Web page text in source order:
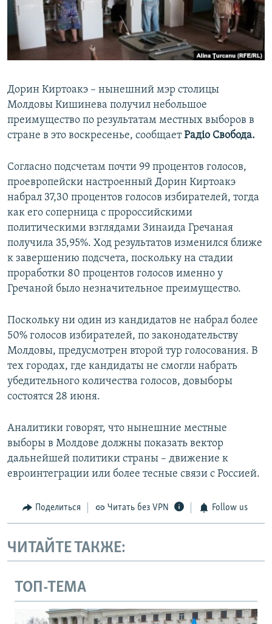
ПОБЕДИТЕЛЕЙ НЕ СУДЯТ?
КРЫМ.НЕПОКОРЕННЫЙ
ПРИСОЕДИНЯЙТЕСЬ!
Все сайты RFE/RL
Дорин Киртоакэ – нынешний мэр столицы
Молдовы Кишинева получил небольшое
преимущество по результатам местных выборов в
стране в это воскресенье, сообщаетРадіо Свобода.
Согласно подсчетам почти 99 процентов голосов,
проевропейски настроенный Дорин Киртоакэ
набрал 37,30 процентов голосов избирателей, тогда
как его соперница с пророссийскими
политическими взглядами Зинаида Гречаная
получила 35,95%. Ход результатов изменился ближе
к завершению подсчета, поскольку на стадии
проработки 80 процентов голосов именно у
Гречаной было незначительное преимущество.
Поскольку ни один из кандидатов не набрал более
50% голосов избирателей, по законодательству
Молдовы, предусмотрен второй тур голосования. В
тех городах, где кандидаты не смогли набрать
убедительного количества голосов, довыборы
состоятся 28 июня.
Аналитики говорят, что нынешние местные
выборы в Молдове должны показать вектор
дальнейшей политики страны – движение к
евроинтеграции или более тесные связи с Россией.
Поделиться Читать без VPN Follow us
ЧИТАЙТЕ ТАКЖЕ:
ТОП-ТЕМА